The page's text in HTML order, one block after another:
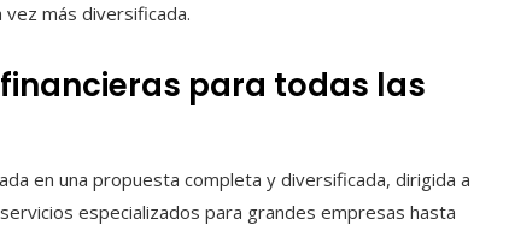
más diversificada.
para todas las
en una propuesta completa y diversificada, dirigida a
especializados para grandes empresas hasta